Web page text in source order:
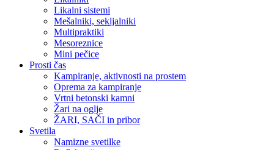
Likalni sistemi
Mešalniki, sekljalniki
Multipraktiki
Mesoreznice
Mini pečice
Prosti čas
Kampiranje, aktivnosti na prostem
Oprema za kampiranje
Vrtni betonski kamni
Žari na oglje
ŽARI, SAČI in pribor
Svetila
Namizne svetilke